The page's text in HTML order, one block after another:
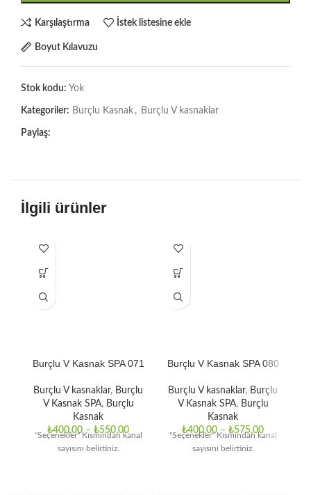
Karşılaştırma İstek listesine ekle
Boyut Kılavuzu
Stok kodu: Yok
Kategoriler: Burçlu Kasnak , Burçlu V kasnaklar
Paylaş:
İlgili ürünler
Burçlu V Kasnak SPA 071
Burçlu V kasnaklar, Burçlu
V Kasnak SPA, Burçlu
Kasnak
₺400,00 – ₺550,00
"Seçenekler" Kısmından kanal
sayısını belirtiniz.
Burçlu V Kasnak SPA 080
Burçlu V kasnaklar, Burçlu
V Kasnak SPA, Burçlu
Kasnak
₺400,00 – ₺575,00
"Seçenekler" Kısmından kanal
sayısını belirtiniz.